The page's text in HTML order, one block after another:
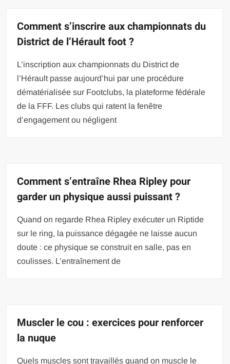
Comment s’inscrire aux championnats du
District de l’Hérault foot ?
L’inscription aux championnats du District de
l’Hérault passe aujourd’hui par une procédure
dématérialisée sur Footclubs, la plateforme fédérale
de la FFF. Les clubs qui ratent la fenêtre
d’engagement ou négligent
Comment s’entraîne Rhea Ripley pour
garder un physique aussi puissant ?
Quand on regarde Rhea Ripley exécuter un Riptide
sur le ring, la puissance dégagée ne laisse aucun
doute : ce physique se construit en salle, pas en
coulisses. L’entraînement de
Muscler le cou : exercices pour renforcer
la nuque
Quels muscles sont travaillés quand on muscle le